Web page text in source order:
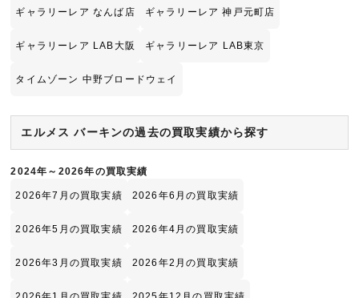
ギャラリーレア なんば店 ギャラリーレア 神戸元町店
ギャラリーレア LAB大阪 ギャラリーレア LAB東京
タイムゾーン 中野ブロードウェイ
エルメス バーキンの過去の買取実績から探す
2024年～2026年の買取実績
2026年7月の買取実績 2026年6月の買取実績
2026年5月の買取実績 2026年4月の買取実績
2026年3月の買取実績 2026年2月の買取実績